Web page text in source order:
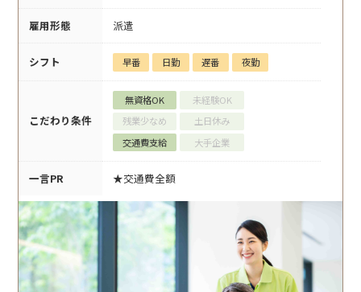
雇用形態 派遣
シフト 早番 日勤 遅番 夜勤
こだわり条件
無資格OK
未経験OK
残業少なめ
土日休み
交通費支給
大手企業
一言PR ★交通費全額